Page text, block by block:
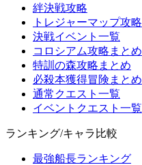
絆決戦攻略
トレジャーマップ攻略
決戦イベント一覧
コロシアム攻略まとめ
特訓の森攻略まとめ
必殺本獲得冒険まとめ
通常クエスト一覧
イベントクエスト一覧
ランキング/キャラ比較
最強船長ランキング